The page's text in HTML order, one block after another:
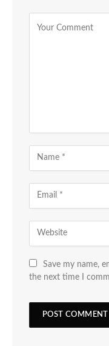
Save my name,
the next time I